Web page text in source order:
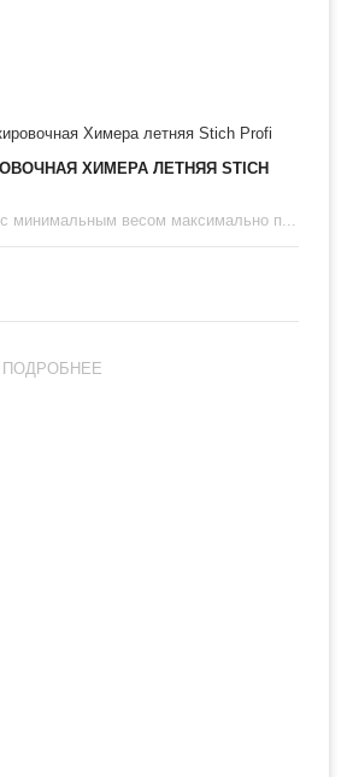
ХИМЕРА ЛЕТНЯЯ STICH
с минимальным весом максимально п...
ПОДРОБНЕЕ